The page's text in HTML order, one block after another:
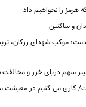
هرمز را نخواهیم داد
و ساکتین
موکب شهدای رزکان،
سهم دریای خزر و مخالفت
گرفت/ کاری می کنیم در